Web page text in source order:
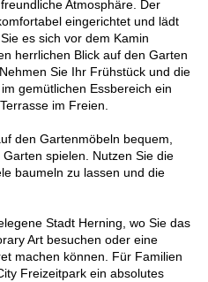
Atmosphäre. Der
eingerichtet und lädt
es sich vor dem Kamin
herrlichen Blick auf den Garten
Sie Ihr Frühstück und die
gemütlichen Essbereich ein
im Freien.
den Gartenmöbeln bequem,
spielen. Nutzen Sie die
baumeln zu lassen und die
Stadt Herning, wo Sie das
Art besuchen oder eine
machen können. Für Familien
Freizeitpark ein absolutes